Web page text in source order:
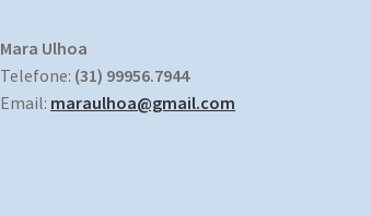
Mara Ulhoa
Telefone: (31) 99956.7944
Email: maraulhoa@gmail.com